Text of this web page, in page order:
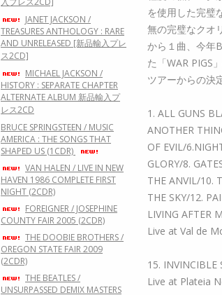
を使用した完璧
無の完璧なクオ
から１曲、今年
た「WAR PIGS
ツアーからの決
1. ALL GUNS
ANOTHER
OF EVIL/
GLORY/8.
THE ANVIL/10.
THE SKY/12.
LIVING AFTER
Live at Val de
15. INVINCIBLE
Live at Plateia
JANET JACKSON /
TREASURES ANTHOLOGY : RARE
AND UNRELEASED [新品輸入プレ
ス2CD]
MICHAEL JACKSON /
HISTORY : SEPARATE CHAPTER
ALTERNATE ALBUM 新品輸入プ
レス2CD
BRUCE SPRINGSTEEN / MUSIC
AMERICA : THE SONGS THAT
SHAPED US (1CDR)
VAN HALEN / LIVE IN NEW
HAVEN 1986 COMPLETE FIRST
NIGHT (2CDR)
FOREIGNER / JOSEPHINE
COUNTY FAIR 2005 (2CDR)
THE DOOBIE BROTHERS /
OREGON STATE FAIR 2009
(2CDR)
THE BEATLES /
UNSURPASSED DEMIX MASTERS